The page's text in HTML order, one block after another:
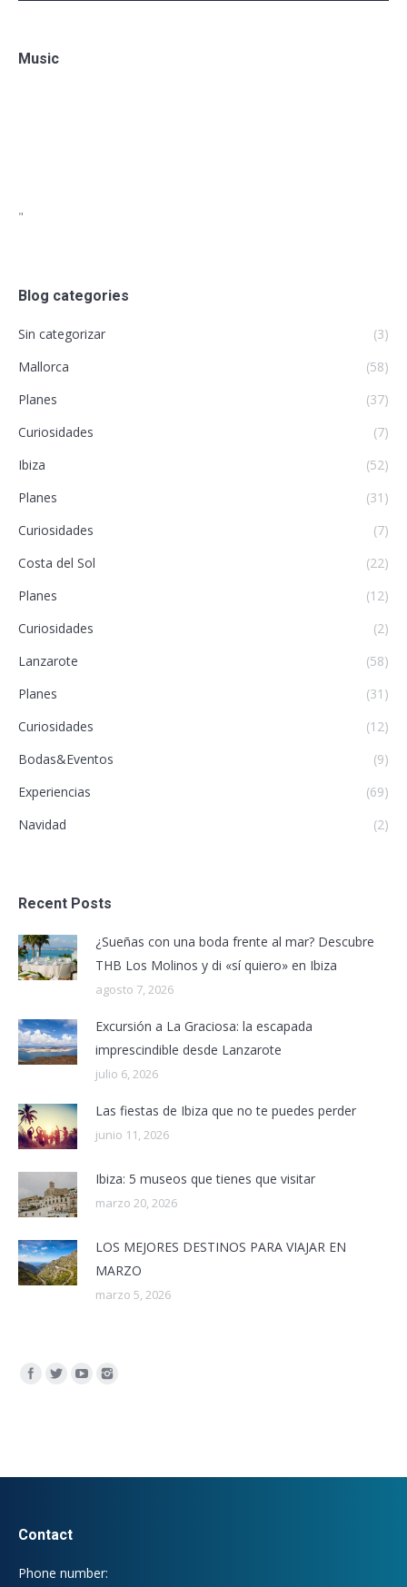
Music
"
Blog categories
Sin categorizar
(3)
Mallorca
(58)
Planes
(37)
Curiosidades
(7)
Ibiza
(52)
Planes
(31)
Curiosidades
(7)
Costa del Sol
(22)
Planes
(12)
Curiosidades
(2)
Lanzarote
(58)
Planes
(31)
Curiosidades
(12)
Bodas&Eventos
(9)
Experiencias
(69)
Navidad
(2)
Recent Posts
¿Sueñas con una boda frente al mar? Descubre
THB Los Molinos y di «sí quiero» en Ibiza
agosto 7, 2026
Excursión a La Graciosa: la escapada
imprescindible desde Lanzarote
julio 6, 2026
Las fiestas de Ibiza que no te puedes perder
junio 11, 2026
Ibiza: 5 museos que tienes que visitar
marzo 20, 2026
LOS MEJORES DESTINOS PARA VIAJAR EN
MARZO
marzo 5, 2026
Encuéntranos en:
Contact
Phone number: